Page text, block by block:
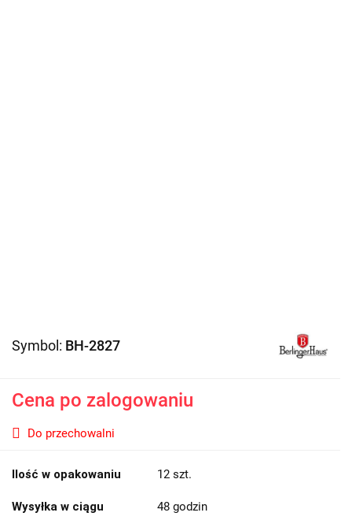
Symbol: BH-2827
Cena po zalogowaniu
Do przechowalni
Ilość w opakowaniu 12 szt.
Wysyłka w ciągu 48 godzin